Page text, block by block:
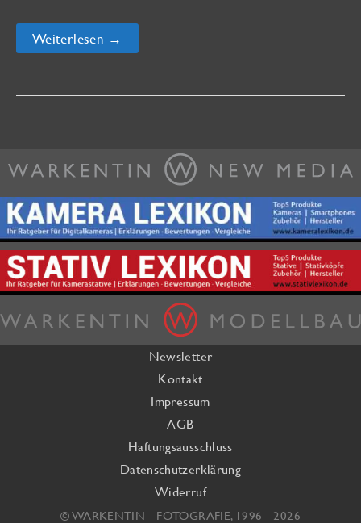
Ausstellung
im
Ismaning
Weiterlesen →
Newsletter
Kontakt
Impressum
AGB
Haftungsausschluss
Datenschutzerklärung
Widerruf
© WARKENTIN - FOTOGRAFIE, 1996 - 2026